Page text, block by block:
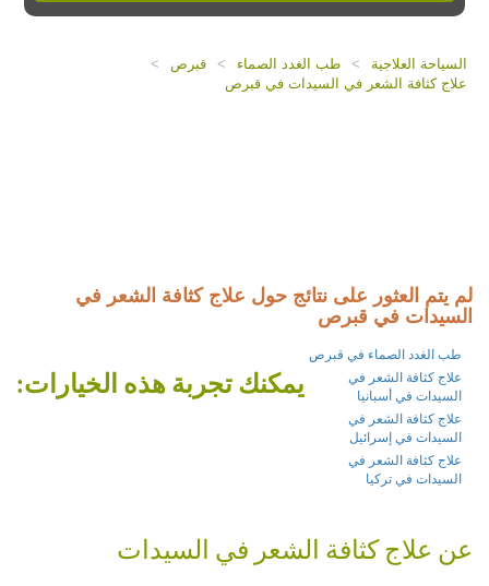
السياحة العلاجية > طب الغدد الصماء > قبرص
>
علاج كثافة الشعر في السيدات في قبرص
لم يتم العثور على نتائج حول علاج كثافة الشعر في
السيدات في قبرص
يمكنك تجربة هذه الخيارات:
طب الغدد الصماء في قبرص
علاج كثافة الشعر في
السيدات في أسبانيا
علاج كثافة الشعر في
السيدات في إسرائيل
علاج كثافة الشعر في
السيدات في تركيا
عن علاج كثافة الشعر في السيدات